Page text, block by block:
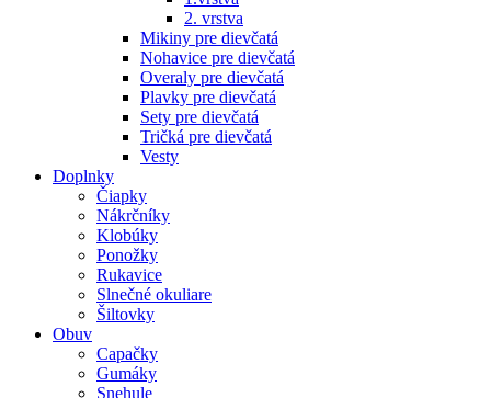
2. vrstva
Mikiny pre dievčatá
Nohavice pre dievčatá
Overaly pre dievčatá
Plavky pre dievčatá
Sety pre dievčatá
Tričká pre dievčatá
Vesty
Doplnky
Čiapky
Nákrčníky
Klobúky
Ponožky
Rukavice
Slnečné okuliare
Šiltovky
Obuv
Capačky
Gumáky
Snehule